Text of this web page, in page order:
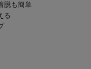
脱も簡単
る